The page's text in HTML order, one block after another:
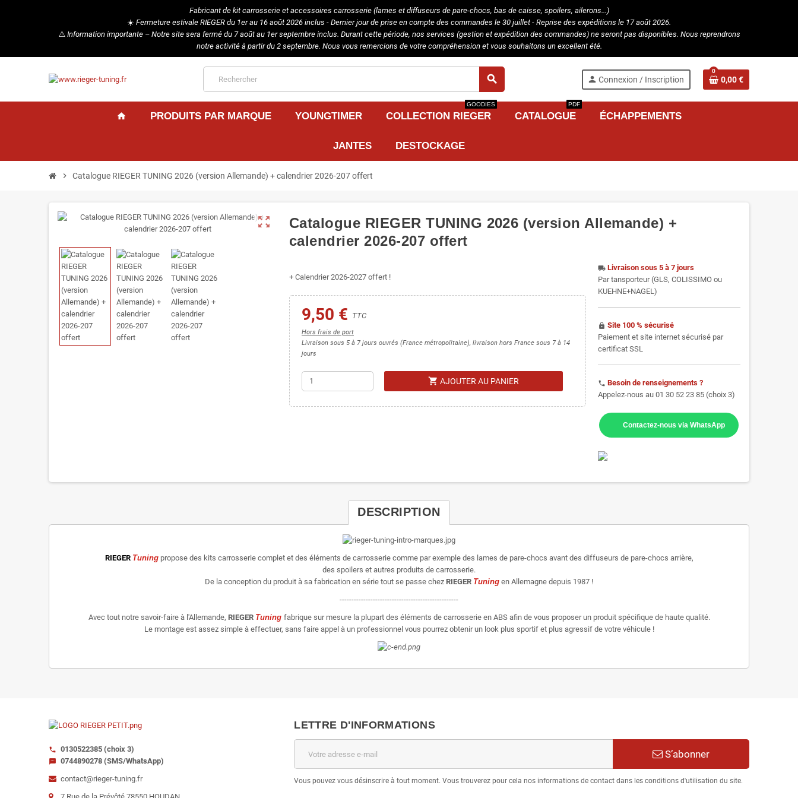
Fabricant de kit carrosserie et accessoires carrosserie (lames et diffuseurs de pare-chocs, bas de caisse, spoilers, ailerons...)
☀️ Fermeture estivale RIEGER du 1er au 16 août 2026 inclus - Dernier jour de prise en compte des commandes le 30 juillet - Reprise des expéditions le 17 août 2026.
⚠️Information importante – Notre site sera fermé du 7 août au 1er septembre inclus. Durant cette période, nos services (gestion et expédition des commandes) ne seront pas disponibles. Nous reprendrons
notre activité à partir du 2 septembre. Nous vous remercions de votre compréhension et vous souhaitons un excellent été.
search person Connexion / Inscription
0
0,00 €
home PRODUITS PAR MARQUE YOUNGTIMER COLLECTION RIEGER
GOODIES
CATALOGUE
PDF
ÉCHAPPEMENTS
JANTES DESTOCKAGE
chevron_right Catalogue RIEGER TUNING 2026 (version Allemande) + calendrier 2026-207 offert
zoom_out_map
Catalogue RIEGER TUNING 2026 (version Allemande) +
calendrier 2026-207 offert
+ Calendrier 2026-2027 offert !
9,50 € TTC
Hors frais de port
Livraison sous 5 à 7 jours ouvrés (France métropolitaine), livraison hors France sous 7 à 14
jours
shopping_cart AJOUTER AU PANIER
local_shipping Livraison sous 5 à 7 jours
Par tansporteur (GLS, COLISSIMO ou
KUEHNE+NAGEL)
https Site 100 % sécurisé
Paiement et site internet sécurisé par
certificat SSL
phone Besoin de renseignements ?
Appelez-nous au 01 30 52 23 85 (choix 3)
Contactez-nous via WhatsApp
DESCRIPTION
RIEGER Tuningpropose des kits carrosserie complet et des éléments de carrosserie comme par exemple des lames de pare-chocs avant des diffuseurs de pare-chocs arrière,
des spoilers et autres produits de carrosserie.
De la conception du produit à sa fabrication en série tout se passe chez RIEGER Tuning en Allemagne depuis 1987 !
--------------------------------------------------
Avec tout notre savoir-faire à l'Allemande, RIEGER Tuning fabrique sur mesure la plupart des éléments de carrosserie en ABS afin de vous proposer un produit spécifique de haute qualité.
Le montage est assez simple à effectuer, sans faire appel à un professionnel vous pourrez obtenir un look plus sportif et plus agressif de votre véhicule !
call 0130522385 (choix 3)
sms
0744890278 (SMS/WhatsApp)
contact@rieger-tuning.fr
LETTRE D'INFORMATIONS
S’abonner
Vous pouvez vous désinscrire à tout moment. Vous trouverez pour cela nos informations de contact dans les conditions d'utilisation du site.